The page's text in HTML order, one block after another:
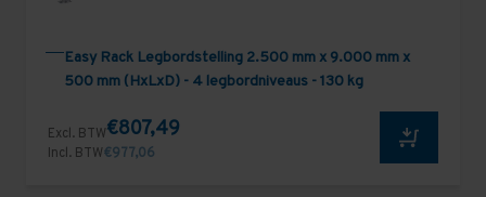
Easy Rack Legbordstelling 2.500 mm x 9.000 mm x
500 mm (HxLxD) - 4 legbordniveaus - 130 kg
Excl. BTW€807,49
Incl. BTW€977,06